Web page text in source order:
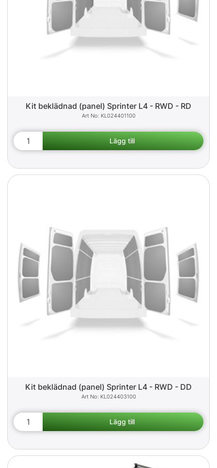
Kit beklädnad (panel) Sprinter L4 - RWD - RD
KL024401100
Kit beklädnad (panel) Sprinter L4 - RWD - DD
KL024403100